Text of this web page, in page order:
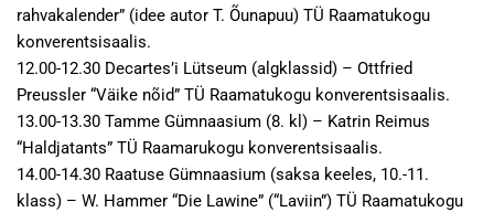
rahvakalender” (idee autor T. Õunapuu) TÜ Raamatukogu
konverentsisaalis.
12.00-12.30 Decartes’i Lütseum (algklassid) – Ottfried
Preussler “Väike nõid” TÜ Raamatukogu konverentsisaalis.
13.00-13.30 Tamme Gümnaasium (8. kl) – Katrin Reimus
“Haldjatants” TÜ Raamarukogu konverentsisaalis.
14.00-14.30 Raatuse Gümnaasium (saksa keeles, 10.-11.
klass) – W. Hammer “Die Lawine” (“Laviin”) TÜ Raamatukogu